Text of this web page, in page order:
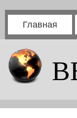
Главная